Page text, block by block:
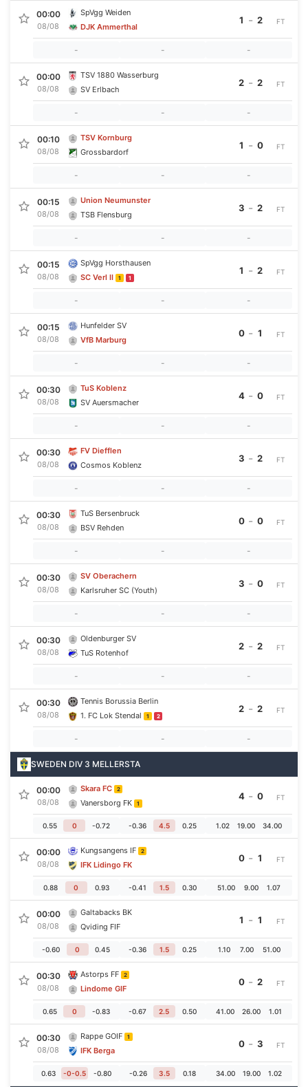
00:00
08/08
SpVgg Weiden
DJK Ammerthal
1 - 2
- - -
FT
00:00
08/08
TSV 1880 Wasserburg
SV Erlbach
2 - 2
- - -
FT
00:10
08/08
TSV Kornburg
Grossbardorf
1 - 0
- - -
FT
00:15
08/08
Union Neumunster
TSB Flensburg
3 - 2
- - -
FT
00:15
08/08
SpVgg Horsthausen
SC Verl II
1 1
1 - 2
- - -
FT
00:15
08/08
Hunfelder SV
VfB Marburg
0 - 1
- - -
FT
00:30
08/08
TuS Koblenz
SV Auersmacher
4 - 0
- - -
FT
00:30
08/08
FV Diefflen
Cosmos Koblenz
3 - 2
- - -
FT
00:30
08/08
TuS Bersenbruck
BSV Rehden
0 - 0
- - -
FT
00:30
08/08
SV Oberachern
Karlsruher SC (Youth)
3 - 0
- - -
FT
00:30
08/08
Oldenburger SV
TuS Rotenhof
2 - 2
- - -
FT
00:30
08/08
Tennis Borussia Berlin
1. FC Lok Stendal
1 2
2 - 2
- - -
FT
SWEDEN DIV 3 MELLERSTA
00:00
08/08
Skara FC 2
Vanersborg FK 1
4 - 0
0.55 0 -0.72 -0.36 4.5 0.25 1.02 19.00 34.00
FT
00:00
08/08
Kungsangens IF 2
IFK Lidingo FK
0 - 1
0.88 0 0.93 -0.41 1.5 0.30 51.00 9.00 1.07
FT
00:00
08/08
Galtabacks BK
Qviding FIF
1 - 1
-0.60 0 0.45 -0.36 1.5 0.25 1.10 7.00 51.00
FT
00:30
08/08
Astorps FF 2
Lindome GIF
0 - 2
0.65 0 -0.83 -0.67 2.5 0.50 41.00 26.00 1.01
FT
00:30
08/08
Rappe GOIF 1
IFK Berga
0 - 3
0.63 -0-0.5 -0.80 -0.26 3.5 0.18 34.00 19.00 1.02
FT